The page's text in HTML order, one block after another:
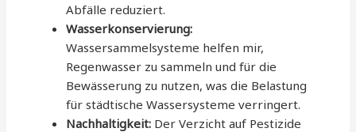
Abfälle reduziert.
Wasserkonservierung:
Wassersammelsysteme helfen mir,
Regenwasser zu sammeln und für die
Bewässerung zu nutzen, was die Belastung
für städtische Wassersysteme verringert.
Nachhaltigkeit: Der Verzicht auf Pestizide